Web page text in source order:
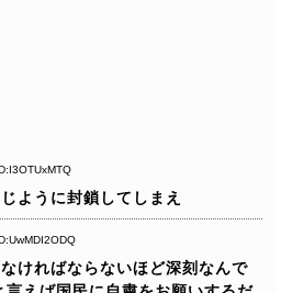
ように封鎖してしまえ
ければならないほど深刻なんで